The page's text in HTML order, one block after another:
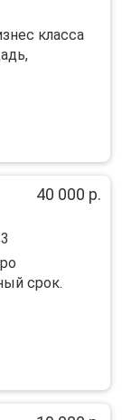
клaсса
40 000 р.
cрок.